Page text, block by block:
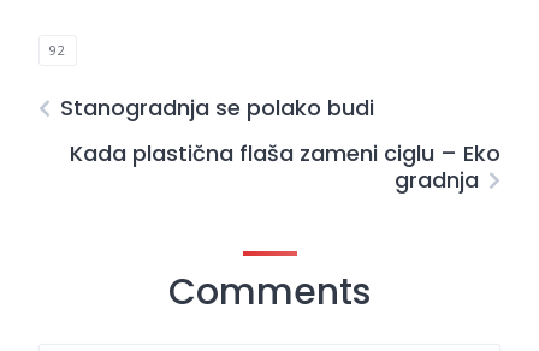
92
Stanogradnja se polako budi
Kada plastična flaša zameni ciglu – Eko
gradnja
Comments